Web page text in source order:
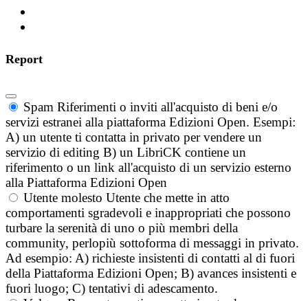
Report
Spam Riferimenti o inviti all'acquisto di beni e/o
servizi estranei alla piattaforma Edizioni Open. Esempi:
A) un utente ti contatta in privato per vendere un
servizio di editing B) un LibriCK contiene un
riferimento o un link all'acquisto di un servizio esterno
alla Piattaforma Edizioni Open
Utente molesto Utente che mette in atto
comportamenti sgradevoli e inappropriati che possono
turbare la serenità di uno o più membri della
community, perlopiù sottoforma di messaggi in privato.
Ad esempio: A) richieste insistenti di contatti al di fuori
della Piattaforma Edizioni Open; B) avances insistenti e
fuori luogo; C) tentativi di adescamento.